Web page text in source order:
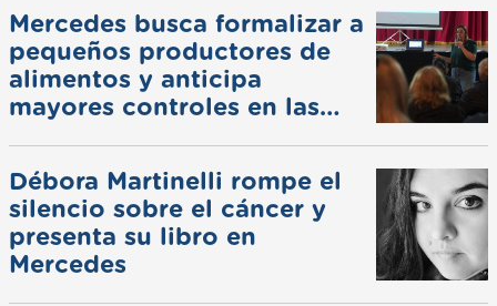
Mercedes busca formalizar a
pequeños productores de
alimentos y anticipa
mayores controles en las
Débora Martinelli rompe el
silencio sobre el cáncer y
presenta su libro en
Mercedes